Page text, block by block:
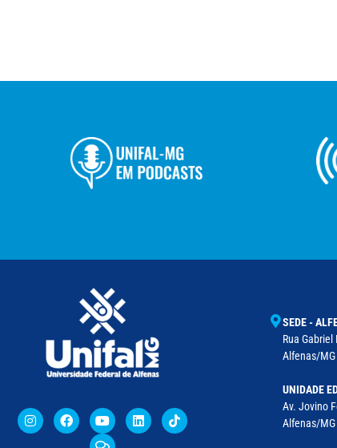
SEDE -
Rua
Alfenas/MG
UNIDADE
Av. Jovino
Alfenas/MG